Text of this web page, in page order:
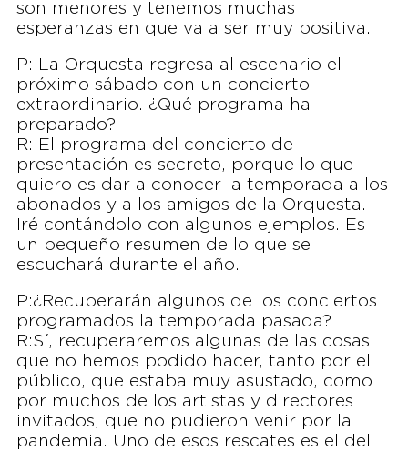
son menores y tenemos muchas
esperanzas en que va a ser muy positiva.
P: La Orquesta regresa al escenario el
próximo sábado con un concierto
extraordinario. ¿Qué programa ha
preparado?
R: El programa del concierto de
presentación es secreto, porque lo que
quiero es dar a conocer la temporada a los
abonados y a los amigos de la Orquesta.
Iré contándolo con algunos ejemplos. Es
un pequeño resumen de lo que se
escuchará durante el año.
P:¿Recuperarán algunos de los conciertos
programados la temporada pasada?
R:Sí, recuperaremos algunas de las cosas
que no hemos podido hacer, tanto por el
público, que estaba muy asustado, como
por muchos de los artistas y directores
invitados, que no pudieron venir por la
pandemia. Uno de esos rescates es el del